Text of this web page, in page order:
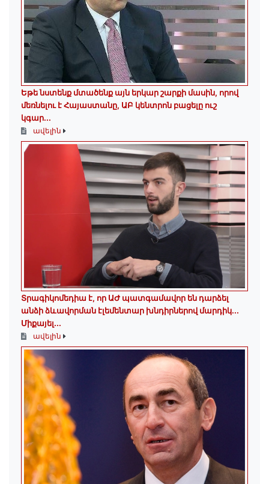
Եթե նստենք մտածենք այն երկար շարքի մասին, որով
մեռնելու է Հայաստանը, ԱԲ կենտրոն բացելը ուշ
կգար...
ավելին
Տրագիկոմեդիա է, որ ԱԺ պատգամավոր են դարձել
անձի ձևավորման էլեմենտար խնդիրներով մարդիկ․․․
Միքայել...
ավելին